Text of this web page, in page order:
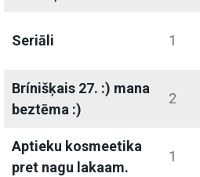
Seriāli 1
Brínišķais 27. :) mana
beztēma :)
2
Aptieku kosmeetika
pret nagu lakaam.
1